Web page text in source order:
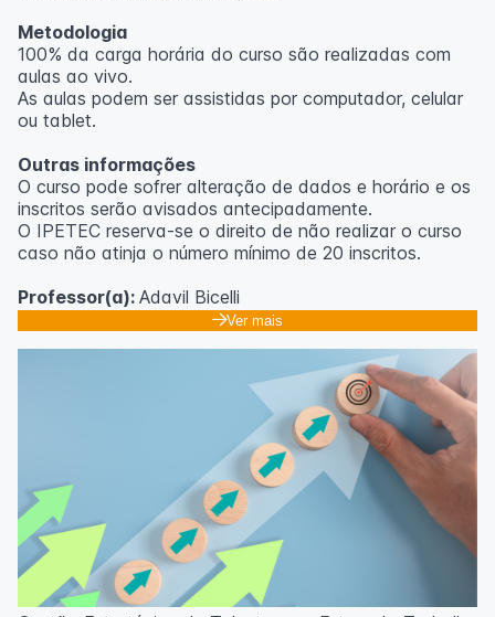
Metodologia
100% da carga horária do curso são realizadas com
aulas ao vivo.
As aulas podem ser assistidas por computador, celular
ou tablet.
Outras informações
O curso pode sofrer alteração de dados e horário e os
inscritos serão avisados ​​antecipadamente.
O IPETEC reserva-se o direito de não realizar o curso
caso não atinja o número mínimo de 20 inscritos.
Professor(a): Adavil Bicelli
Ver mais